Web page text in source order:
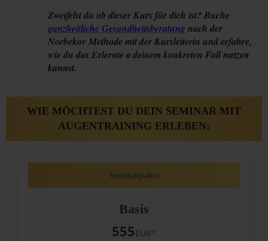
Zweifelst du ob dieser Kurs für dich ist? Buche
ganzheitliche Gesundheitsberatungnach der
Norbekov Methode mit der Kursleiterin und erfahre,
wie du das Erlernte в deinem konkreten Fall nutzen
kannst.
WIE MÖCHTEST DU DEIN SEMINAR MIT
AUGENTRAINING ERLEBEN:
Seminarpaket
Basis
555EUR*